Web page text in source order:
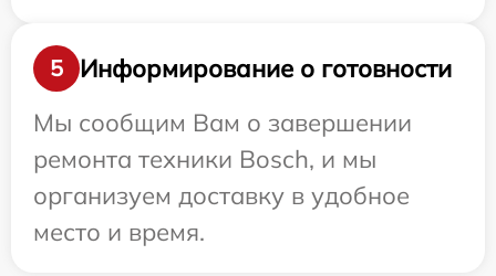
5
Информирование о готовности
Мы сообщим Вам о завершении
ремонта техники Bosch, и мы
организуем доставку в удобное
место и время.